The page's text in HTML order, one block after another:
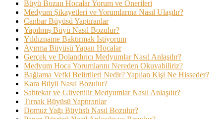
Büyü Bozan Hocalar Yorum ve Önerileri
Medyum Şikayetleri ve Yorumlarına Nasıl Ulaşılır?
Canbar Büyüsü Yaptıranlar
Yapılmış Büyü Nasıl Bozulur?
Yıldızname Baktırmak İstiyorum
Ayırma Büyüsü Yapan Hocalar
Gerçek ve Dolandırıcı Medyumlar Nasıl Anlaşılır?
Medyum Hoca Yorumlarını Nereden Okuyabiliriz?
Bağlama Vefki Belirtileri Nedir? Yapılan Kişi Ne Hisseder?
Kara Büyü Nasıl Bozulur?
Sahtekar ve Güvenilir Medyumlar Nasıl Anlaşılır?
Tırnak Büyüsü Yaptıranlar
Domuz Yağı Büyüsü Nasıl Bozulur?